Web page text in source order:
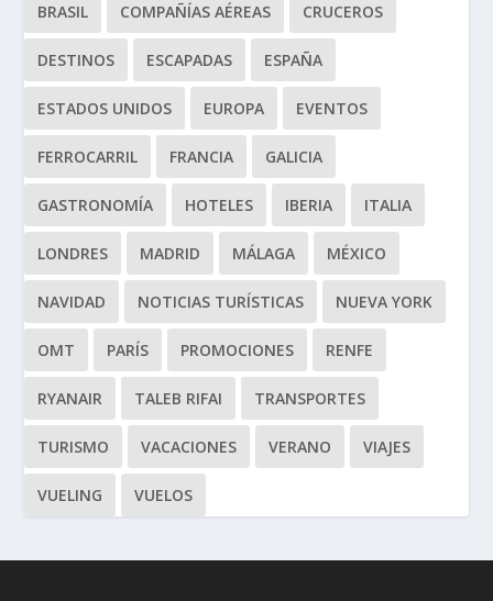
BRASIL COMPAÑÍAS AÉREAS CRUCEROS
DESTINOS ESCAPADAS ESPAÑA
ESTADOS UNIDOS EUROPA EVENTOS
FERROCARRIL FRANCIA GALICIA
GASTRONOMÍA HOTELES IBERIA ITALIA
LONDRES MADRID MÁLAGA MÉXICO
NAVIDAD NOTICIAS TURÍSTICAS NUEVA YORK
OMT PARÍS PROMOCIONES RENFE
RYANAIR TALEB RIFAI TRANSPORTES
TURISMO VACACIONES VERANO VIAJES
VUELING VUELOS